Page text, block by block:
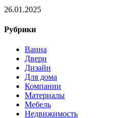
26.01.2025
Рубрики
Ванна
Двери
Дизайн
Для дома
Компании
Материалы
Мебель
Недвижимость